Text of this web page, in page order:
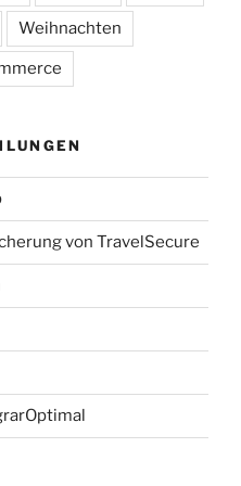
Weihnachten
von TravelSecure